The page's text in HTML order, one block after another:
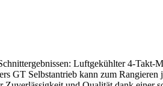
Luftgekühlter 4-
GT Selbstantrieb kann zum Rangieren